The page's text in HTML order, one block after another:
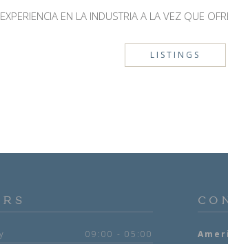
EN LA INDUSTRIA A LA VEZ QUE
LISTINGS
09:00 - 05:00